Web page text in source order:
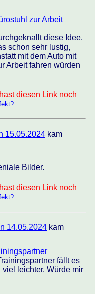
zur Arbeit
diese Idee.
schon sehr lustig,
mit dem Auto mit
Arbeit fahren würden
diesen Link noch
15.05.2024 kam
Bilder.
diesen Link noch
14.05.2024 kam
fällt es
leichter. Würde mir